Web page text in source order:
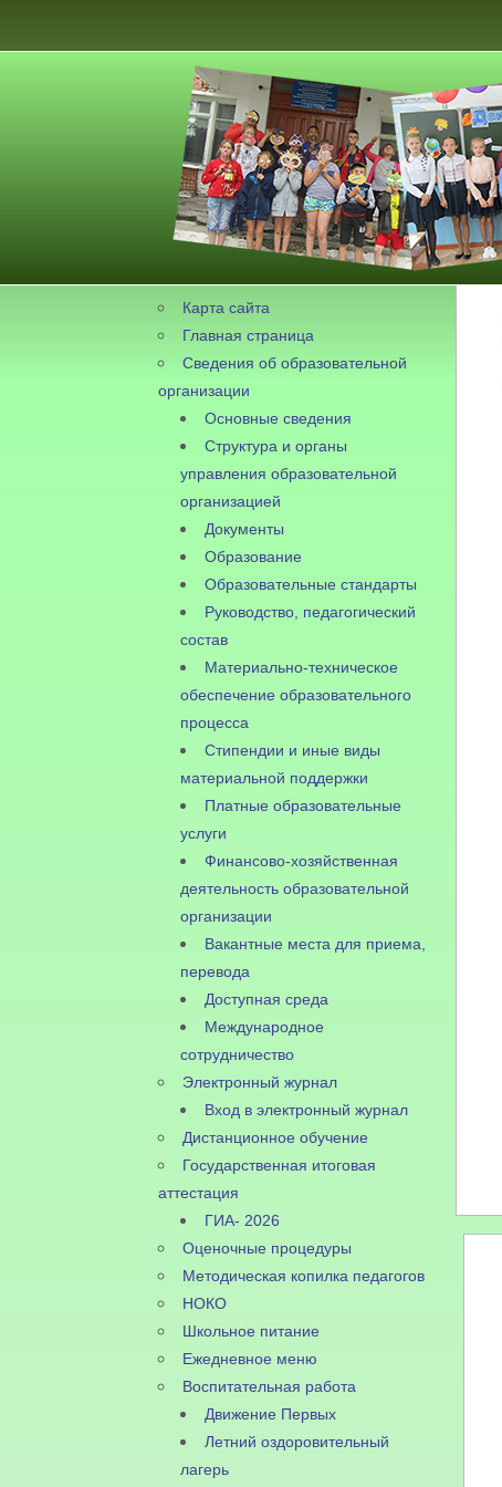
Карта сайта
Главная страница
Сведения об образовательной
организации
Основные сведения
Структура и органы
управления образовательной
организацией
Документы
Образование
Образовательные стандарты
Руководство, педагогический
состав
Материально-техническое
обеспечение образовательного
процесса
Стипендии и иные виды
материальной поддержки
Платные образовательные
услуги
Финансово-хозяйственная
деятельность образовательной
организации
Вакантные места для приема,
перевода
Доступная среда
Международное
сотрудничество
Электронный журнал
Вход в электронный журнал
Дистанционное обучение
Государственная итоговая
аттестация
ГИА- 2026
Оценочные процедуры
Методическая копилка педагогов
НОКО
Школьное питание
Ежедневное меню
Воспитательная работа
Движение Первых
Летний оздоровительный
лагерь